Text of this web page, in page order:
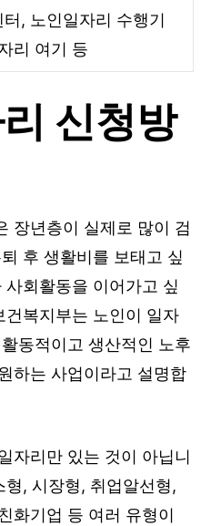
, 노인일자리 수행기
리 여기 등
신청방
장년층이 실제로 많이 검
후 생활비를 보태고 싶
회활동을 이어가고 싶
복지부는 노인이 일자
동적이고 생산적인 노후
하는 사업이라고 설명합
자리만 있는 것이 아닙니
, 시장형, 취업알선형,
화기업 등 여러 유형이